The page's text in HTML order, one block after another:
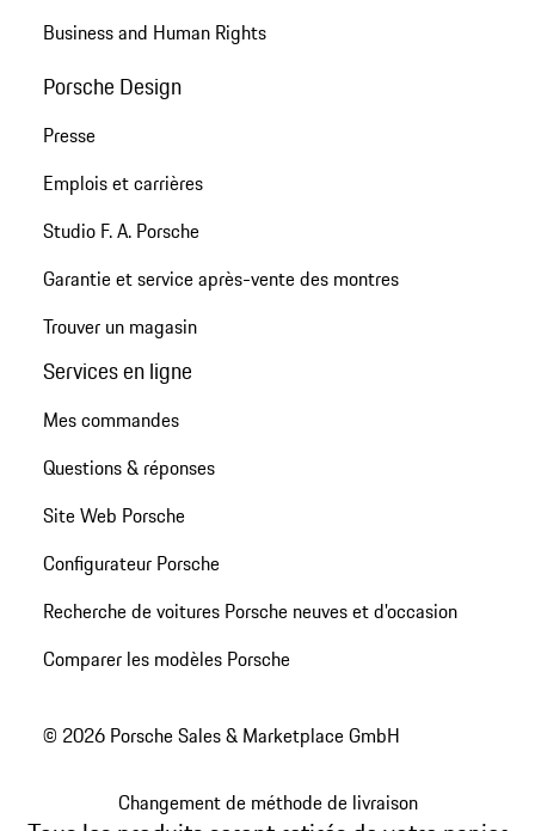
Business and Human Rights
Porsche Design
Presse
Emplois et carrières
Studio F. A. Porsche
Garantie et service après-vente des montres
Trouver un magasin
Services en ligne
Mes commandes
Questions & réponses
Site Web Porsche
Configurateur Porsche
Recherche de voitures Porsche neuves et d'occasion
Comparer les modèles Porsche
© 2026 Porsche Sales & Marketplace GmbH
Changement de méthode de livraison